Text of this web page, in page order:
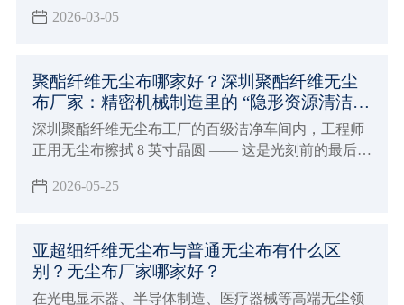
2026-03-05
聚酯纤维无尘布哪家好？深圳聚酯纤维无尘
布厂家：精密机械制造里的 “隐形资源清洁安
全卫士”！
深圳聚酯纤维无尘布工厂的百级洁净车间内，工程师
正用无尘布擦拭 8 英寸晶圆 —— 这是光刻前的最后清
直接归零。
2026-05-25
亚超细纤维无尘布与普通无尘布有什么区
别？无尘布厂家哪家好？
在光电显示器、半导体制造、医疗器械等高端无尘领